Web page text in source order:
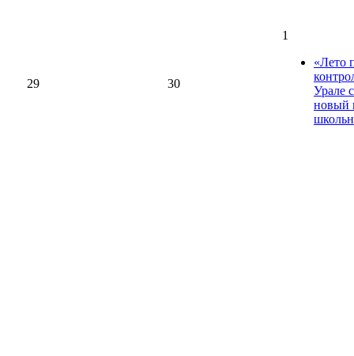
29 30
1
«Лето
Урале
новый